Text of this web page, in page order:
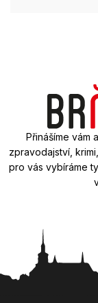
Přinášíme vám
zpravodajství,
pro vás vybíráme